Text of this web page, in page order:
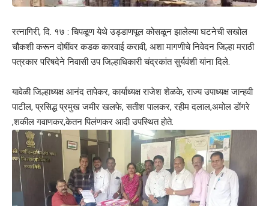
रत्नागिरी, दि. १७ : चिपळूण येथे उड्डाणपूल कोसळून झालेल्या घटनेची सखोल
चौकशी करून दोषींवर कडक कारवाई करावी, अशा मागणीचे निवेदन जिल्हा मराठी
पत्रकार परिषदेने निवासी उप जिल्हाधिकारी चंद्रकांत सुर्यवंशी यांना दिले.
यावेळी जिल्हाध्यक्ष आनंद तापेकर, कार्याध्यक्ष राजेश शेळके, राज्य उपाध्यक्ष जान्हवी
पाटील, प्रसिद्ध प्रमुख जमीर खलफे, सतीश पालकर, रहीम दलाल,अमोल डोंगरे
,शकील गवाणकर,केतन पिलंणकर आदी उपस्थित होते.